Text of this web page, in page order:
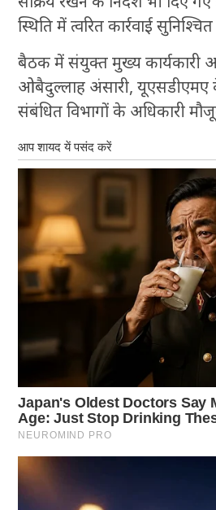
स्थिति में त्वरित कार्रवाई
बैठक में संयुक्त मुख्य कार्यकारी
ओबैदुल्लाह अंसारी, यूएसडीएमए
संबंधित विभागों के अधिकारी